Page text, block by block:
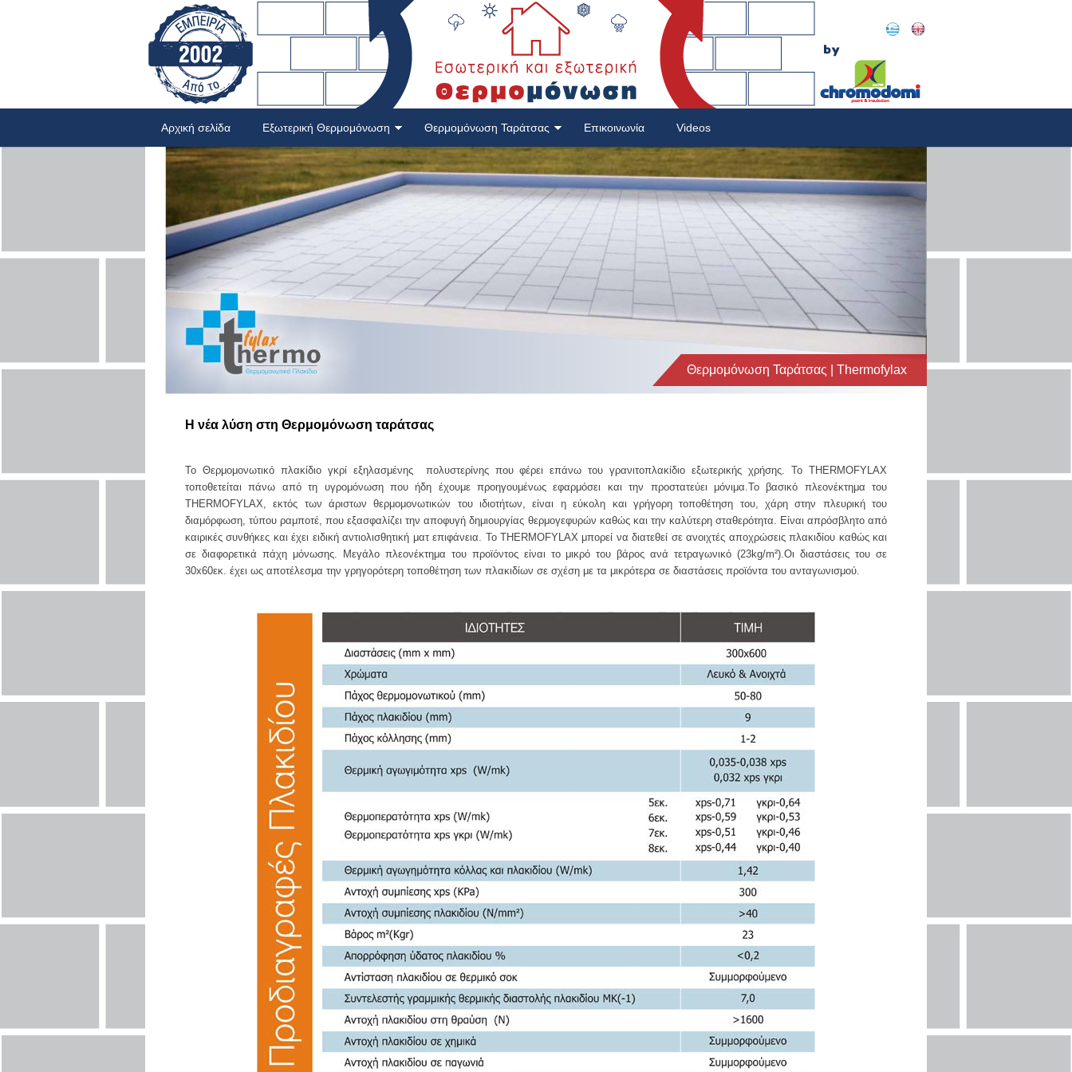
Αρχική σελίδα Εξωτερική Θερμομόνωση Θερμομόνωση Ταράτσας Επικοινωνία Videos
Θερμομόνωση Ταράτσας | Thermofylax
Η νέα λύση στη Θερμομόνωση ταράτσας
Το Θερμομονωτικό πλακίδιο γκρί εξηλασμένης πολυστερίνης που φέρει επάνω του γρανιτοπλακίδιο εξωτερικής χρήσης. Το THERMOFYLAX
τοποθετείται πάνω από τη υγρομόνωση που ήδη έχουμε προηγουμένως εφαρμόσει και την προστατεύει μόνιμα.Το βασικό πλεονέκτημα του
THERMOFYLAX, εκτός των άριστων θερμομονωτικών του ιδιοτήτων, είναι η εύκολη και γρήγορη τοποθέτηση του, χάρη στην πλευρική του
διαμόρφωση, τύπου ραμποτέ, που εξασφαλίζει την αποφυγή δημιουργίας θερμογεφυρών καθώς και την καλύτερη σταθερότητα. Είναι απρόσβλητο από
καιρικές συνθήκες και έχει ειδική αντιολισθητική ματ επιφάνεια. Το THERMOFYLAX μπορεί να διατεθεί σε ανοιχτές αποχρώσεις πλακιδίου καθώς και
σε διαφορετικά πάχη μόνωσης. Μεγάλο πλεονέκτημα του προϊόντος είναι το μικρό του βάρος ανά τετραγωνικό (23kg/m²).Οι διαστάσεις του σε
30x60εκ. έχει ως αποτέλεσμα την γρηγορότερη τοποθέτηση των πλακιδίων σε σχέση με τα μικρότερα σε διαστάσεις προϊόντα του ανταγωνισμού.